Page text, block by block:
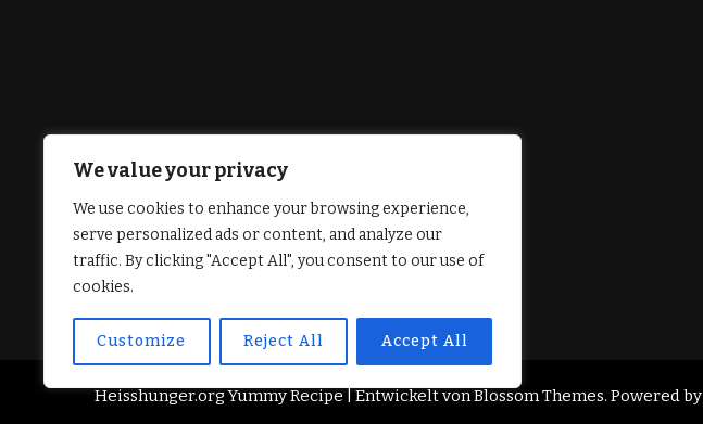
We value your privacy
We use cookies to enhance your browsing experience,
serve personalized ads or content, and analyze our
traffic. By clicking "Accept All", you consent to our use of
cookies.
Customize Reject All Accept All
Heisshunger.orgYummy Recipe | Entwickelt vonBlossom Themes. Powered by